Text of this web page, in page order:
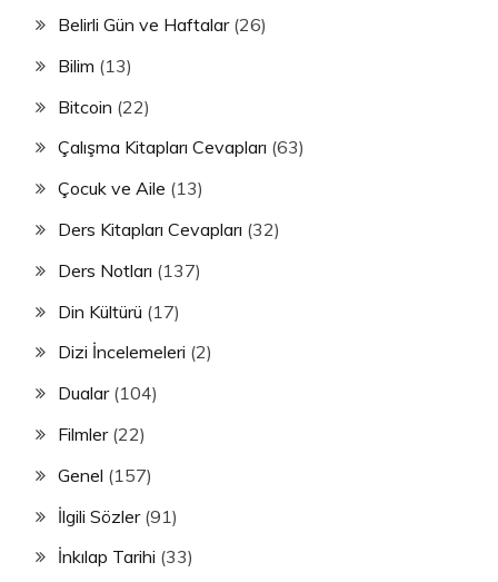
Belirli Gün ve Haftalar(26)
Bilim (13)
Bitcoin (22)
Çalışma Kitapları Cevapları (63)
Çocuk ve Aile (13)
Ders Kitapları Cevapları (32)
Ders Notları (137)
Din Kültürü (17)
Dizi İncelemeleri (2)
Dualar(104)
Filmler(22)
Genel (157)
İlgili Sözler(91)
İnkılap Tarihi (33)